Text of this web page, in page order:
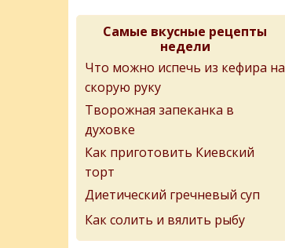
Самые вкусные рецепты
недели
Что можно испечь из кефира на
скорую руку
Творожная запеканка в
духовке
Как приготовить Киевский
торт
Диетический гречневый суп
Как солить и вялить рыбу